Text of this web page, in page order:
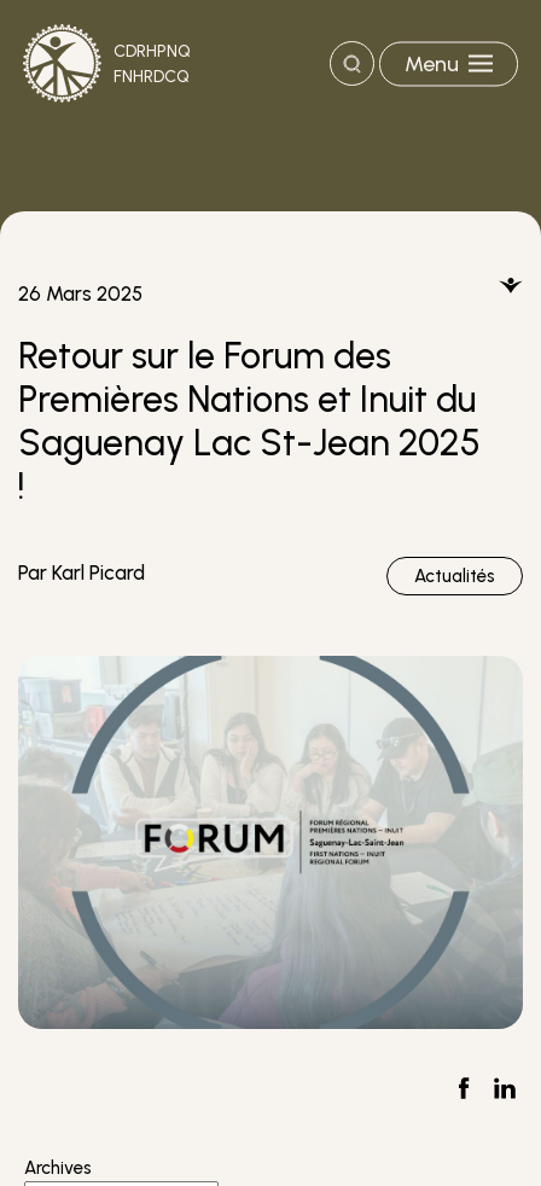
RechercheMenu
CDRHPNQ
FNHRDCQ
26 Mars 2025
Retour sur le Forum des
Premières Nations et Inuit du
Saguenay Lac St-Jean 2025
!
Par Karl Picard Actualités
Archives